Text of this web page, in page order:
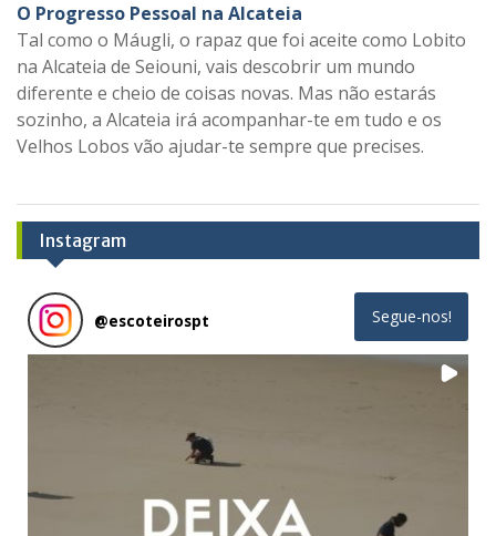
O Progresso Pessoal na Alcateia
Tal como o Máugli, o rapaz que foi aceite como Lobito
na Alcateia de Seiouni, vais descobrir um mundo
diferente e cheio de coisas novas. Mas não estarás
sozinho, a Alcateia irá acompanhar-te em tudo e os
Velhos Lobos vão ajudar-te sempre que precises.
Instagram
@escoteirospt Segue-nos!